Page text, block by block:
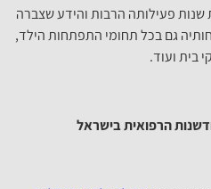
שנות פעילותה הרבות והידע שצברה
גם בכל תחומי התפתחות הילד,
בית ועוד.
הרפואית בישראל